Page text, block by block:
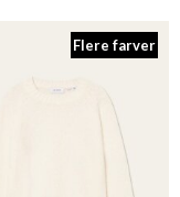
Flere farver